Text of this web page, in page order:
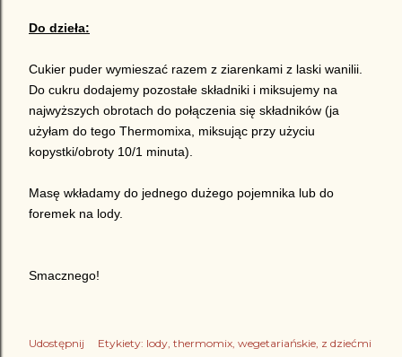
Do dzieła:
Cukier puder wymieszać razem z ziarenkami z laski wanilii.
Do cukru dodajemy pozostałe składniki i miksujemy na
najwyższych obrotach do połączenia się składników (ja
użyłam do tego Thermomixa, miksując przy użyciu
kopystki/obroty 10/1 minuta).
Masę wkładamy do jednego dużego pojemnika lub do
foremek na lody.
Smacznego!
Udostępnij Etykiety: lody thermomix wegetariańskie z dziećmi